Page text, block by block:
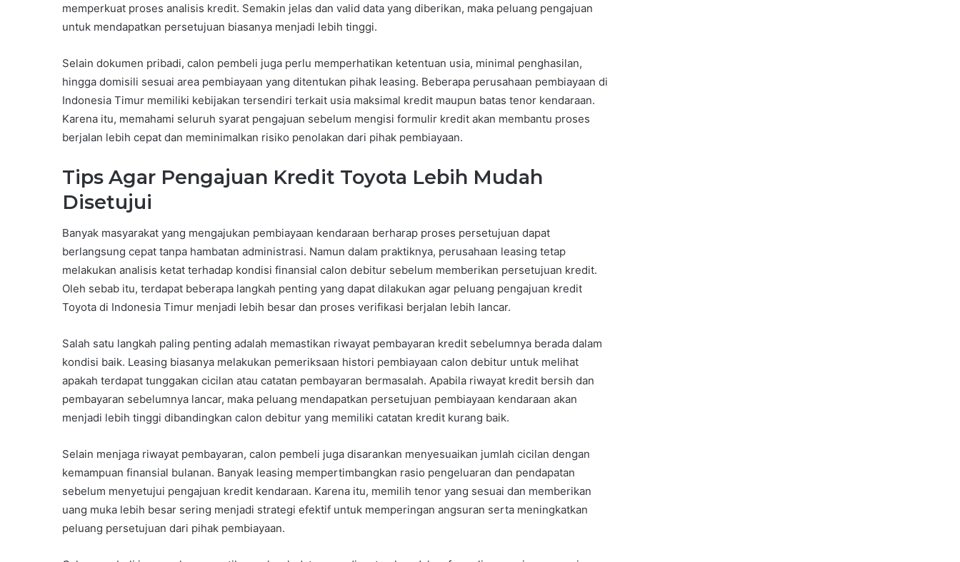
memperkuat proses analisis kredit. Semakin jelas dan valid data yang diberikan, maka peluang pengajuan
untuk mendapatkan persetujuan biasanya menjadi lebih tinggi.
Selain dokumen pribadi, calon pembeli juga perlu memperhatikan ketentuan usia, minimal penghasilan,
hingga domisili sesuai area pembiayaan yang ditentukan pihak leasing. Beberapa perusahaan pembiayaan di
Indonesia Timur memiliki kebijakan tersendiri terkait usia maksimal kredit maupun batas tenor kendaraan.
Karena itu, memahami seluruh syarat pengajuan sebelum mengisi formulir kredit akan membantu proses
berjalan lebih cepat dan meminimalkan risiko penolakan dari pihak pembiayaan.
Tips Agar Pengajuan Kredit Toyota Lebih Mudah
Disetujui
Banyak masyarakat yang mengajukan pembiayaan kendaraan berharap proses persetujuan dapat
berlangsung cepat tanpa hambatan administrasi. Namun dalam praktiknya, perusahaan leasing tetap
melakukan analisis ketat terhadap kondisi finansial calon debitur sebelum memberikan persetujuan kredit.
Oleh sebab itu, terdapat beberapa langkah penting yang dapat dilakukan agar peluang pengajuan kredit
Toyota di Indonesia Timur menjadi lebih besar dan proses verifikasi berjalan lebih lancar.
Salah satu langkah paling penting adalah memastikan riwayat pembayaran kredit sebelumnya berada dalam
kondisi baik. Leasing biasanya melakukan pemeriksaan histori pembiayaan calon debitur untuk melihat
apakah terdapat tunggakan cicilan atau catatan pembayaran bermasalah. Apabila riwayat kredit bersih dan
pembayaran sebelumnya lancar, maka peluang mendapatkan persetujuan pembiayaan kendaraan akan
menjadi lebih tinggi dibandingkan calon debitur yang memiliki catatan kredit kurang baik.
Selain menjaga riwayat pembayaran, calon pembeli juga disarankan menyesuaikan jumlah cicilan dengan
kemampuan finansial bulanan. Banyak leasing mempertimbangkan rasio pengeluaran dan pendapatan
sebelum menyetujui pengajuan kredit kendaraan. Karena itu, memilih tenor yang sesuai dan memberikan
uang muka lebih besar sering menjadi strategi efektif untuk memperingan angsuran serta meningkatkan
peluang persetujuan dari pihak pembiayaan.